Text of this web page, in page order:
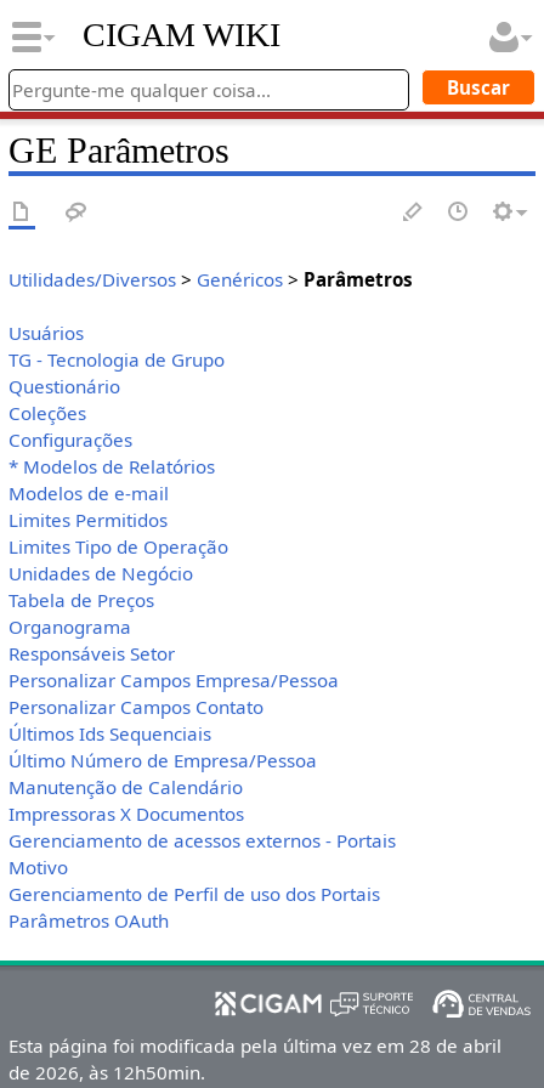
CIGAM WIKI
GE Parâmetros
Utilidades/Diversos> Genéricos> Parâmetros
Usuários
TG - Tecnologia de Grupo
Questionário
Coleções
Configurações
* Modelos de Relatórios
Modelos de e-mail
Limites Permitidos
Limites Tipo de Operação
Unidades de Negócio
Tabela de Preços
Organograma
Responsáveis Setor
Personalizar Campos Empresa/Pessoa
Personalizar Campos Contato
Últimos Ids Sequenciais
Último Número de Empresa/Pessoa
Manutenção de Calendário
Impressoras X Documentos
Gerenciamento de acessos externos - Portais
Motivo
Gerenciamento de Perfil de uso dos Portais
Parâmetros OAuth
Esta página foi modificada pela última vez em 28 de abril
de 2026, às 12h50min.